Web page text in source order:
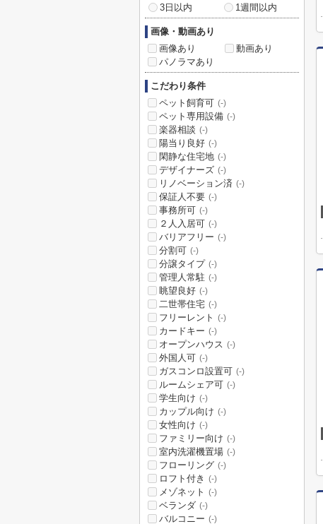
3日以内
1週間以内
画像・動画あり
画像あり
動画あり
パノラマあり
こだわり条件
ペット飼育可 (-)
ペット専用設備 (-)
楽器相談 (-)
陽当り良好 (-)
閑静な住宅地 (-)
デザイナーズ (-)
リノベーション済 (-)
保証人不要 (-)
事務所可 (-)
２人入居可 (-)
バリアフリー (-)
分割可 (-)
分譲タイプ (-)
管理人常駐 (-)
眺望良好 (-)
二世帯住宅 (-)
フリーレント (-)
カードキー (-)
オープンハウス (-)
外国人可 (-)
ガスコンロ設置可 (-)
ルームシェア可 (-)
学生向け (-)
カップル向け (-)
女性向け (-)
ファミリー向け (-)
室内洗濯機置場 (-)
フローリング (-)
ロフト付き (-)
メゾネット (-)
ベランダ (-)
バルコニー (-)